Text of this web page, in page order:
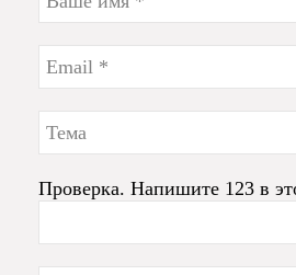
Проверка. Напишите 123 в